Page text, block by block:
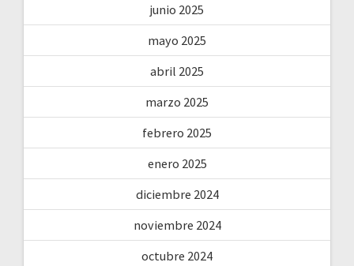
junio 2025
mayo 2025
abril 2025
marzo 2025
febrero 2025
enero 2025
diciembre 2024
noviembre 2024
octubre 2024